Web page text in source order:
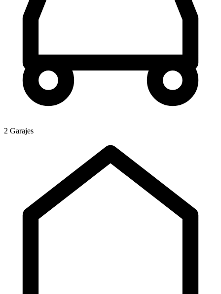
2 Garajes